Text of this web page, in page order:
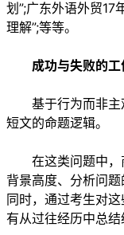
划”;广东外语外贸17
理解”;等等。
成功与失败的
基于行为而非主
短文的命题逻辑。
在这类问题中，
背景高度、分析问题
同时，通过考生对
有从过往经历中总结